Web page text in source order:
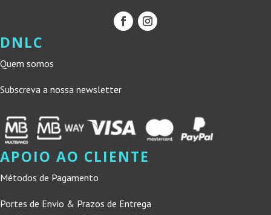
DNLC
Quem somos
Subscreva a nossa newsletter
APOIO AO CLIENTE
Métodos de Pagamento
Portes de Envio & Prazos de Entrega